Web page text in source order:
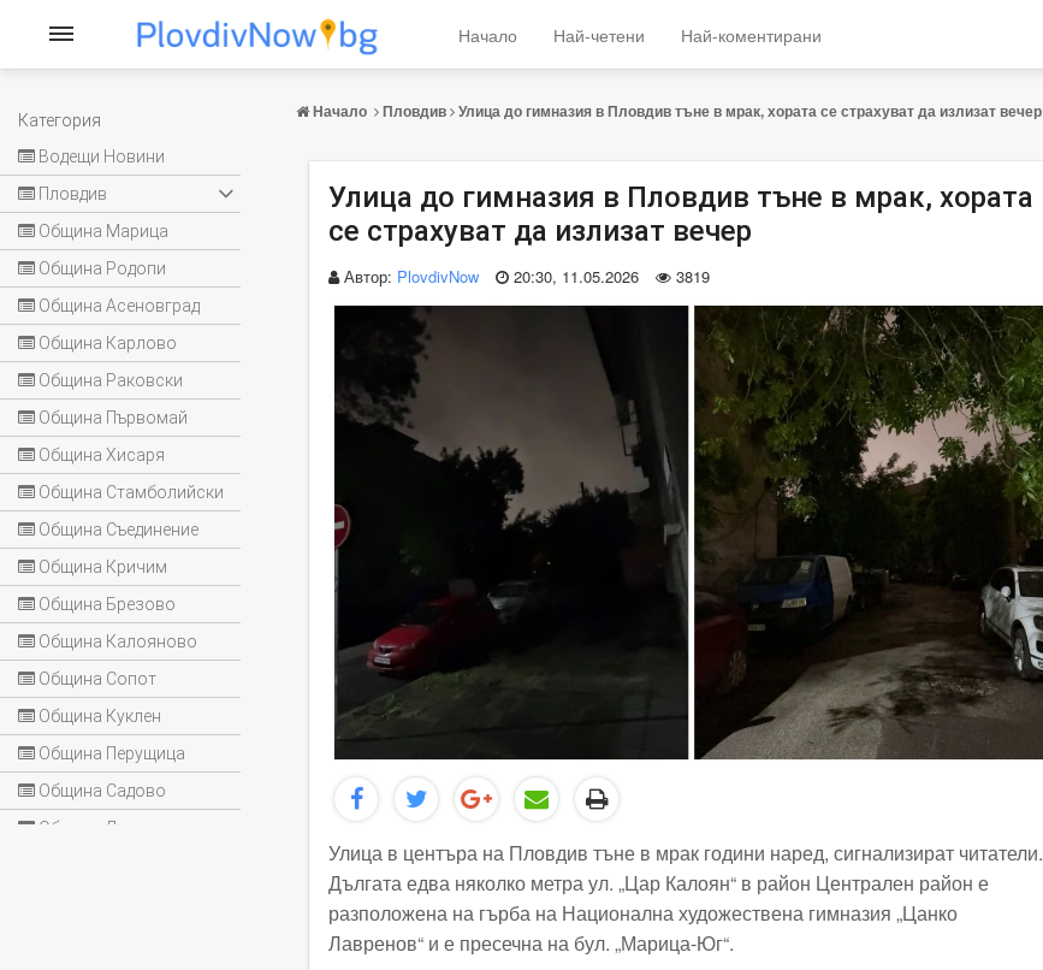
Категория
Водещи Новини
Пловдив
Община Марица
Община Родопи
Община Асеновград
Община Карлово
Община Раковски
Община Първомай
Община Хисаря
Община Стамболийски
Община Съединение
Община Кричим
Община Брезово
Община Калояново
Община Сопот
Община Куклен
Община Перущица
Община Садово
Община Лъки
Начало Най-четени Най-коментирани
Начало Пловдив Улица до гимназия в Пловдив тъне в мрак, хората се страхуват да излизат вечер
Улица до гимназия в Пловдив тъне в мрак, хората
се страхуват да излизат вечер
Автор: PlovdivNow 20:30, 11.05.2026 3819
Улица в центъра на Пловдив тъне в мрак години наред, сигнализират читатели.
Дългата едва няколко метра ул. „Цар Калоян“ в район Централен район е
разположена на гърба на Национална художествена гимназия „Цанко
Лавренов“ и е пресечна на бул. „Марица-Юг“.